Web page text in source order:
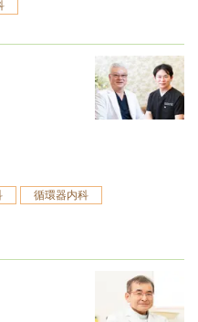
循環器内科